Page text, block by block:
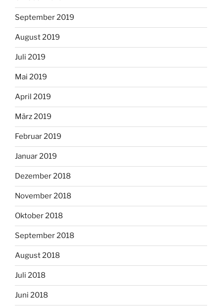
September 2019
August 2019
Juli 2019
Mai 2019
April 2019
März 2019
Februar 2019
Januar 2019
Dezember 2018
November 2018
Oktober 2018
September 2018
August 2018
Juli 2018
Juni 2018